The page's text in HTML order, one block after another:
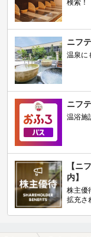
検索！
ニフ
温泉に
ニフ
温浴施
【ニ
内】
株主優
拡充さ